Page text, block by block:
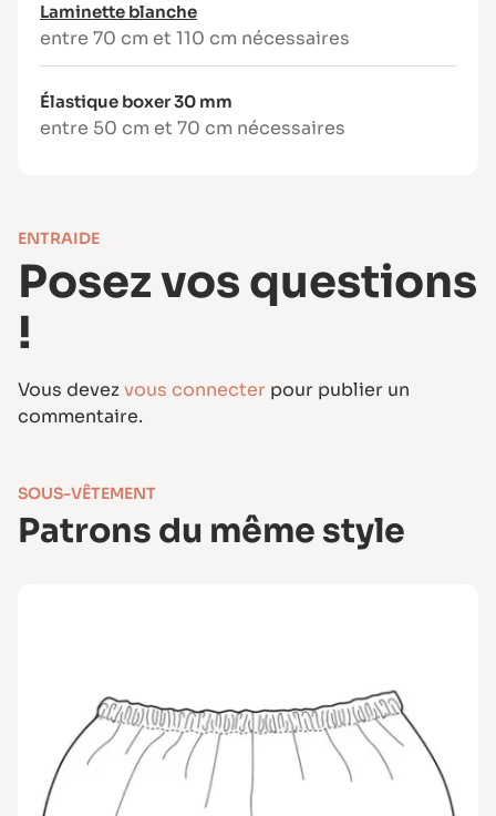
Laminette blanche : 70 cm à 1,10 m
Élastique boxer 30 mm : 50 à 70 cm
Fil polyester (min. 200 m)
Machine à coudre ou surjeteuse
Laminette blanche
entre 70 cm et 110 cm nécessaires
Élastique boxer 30 mm
entre 50 cm et 70 cm nécessaires
ENTRAIDE
Posez vos questions
!
Vous devezvous connecter pour publier un
commentaire.
SOUS-VÊTEMENT
Patrons du même style